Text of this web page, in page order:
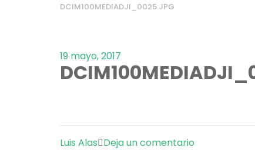
DCIM100MEDIADJI_0025.JPG
19 mayo, 2017
Luis Alas Deja un comentario